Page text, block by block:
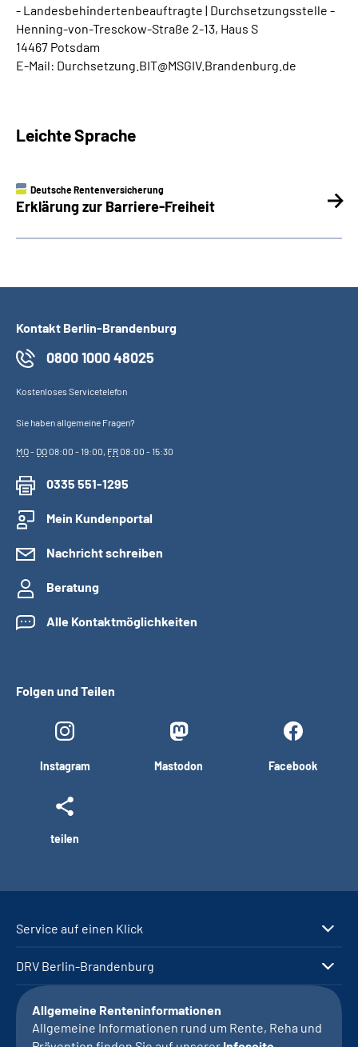
- Landesbehindertenbeauftragte | Durchsetzungsstelle -
Henning-von-Tresckow-Straße 2-13, Haus S
14467 Potsdam
E-Mail: Durchsetzung.BIT@MSGIV.Brandenburg.de
Leichte Sprache
Deutsche Rentenversicherung
Erklärung zur Barriere-Freiheit
Kontakt Berlin-Brandenburg
0800 1000 48025
Kostenloses Servicetelefon
Sie haben allgemeine Fragen?
MO- DO08:00 - 19:00, FR08:00 - 15:30
0335 551-1295
Mein Kundenportal
Nachricht schreiben
Beratung
Alle Kontaktmöglichkeiten
Folgen und Teilen
Instagram Mastodon Facebook
teilen
Service auf einen Klick
DRV Berlin-Brandenburg
Allgemeine Renteninformationen
Allgemeine Informationen rund um Rente, Reha und